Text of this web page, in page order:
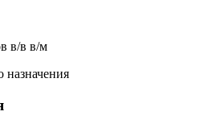
в/в в/м
назначения